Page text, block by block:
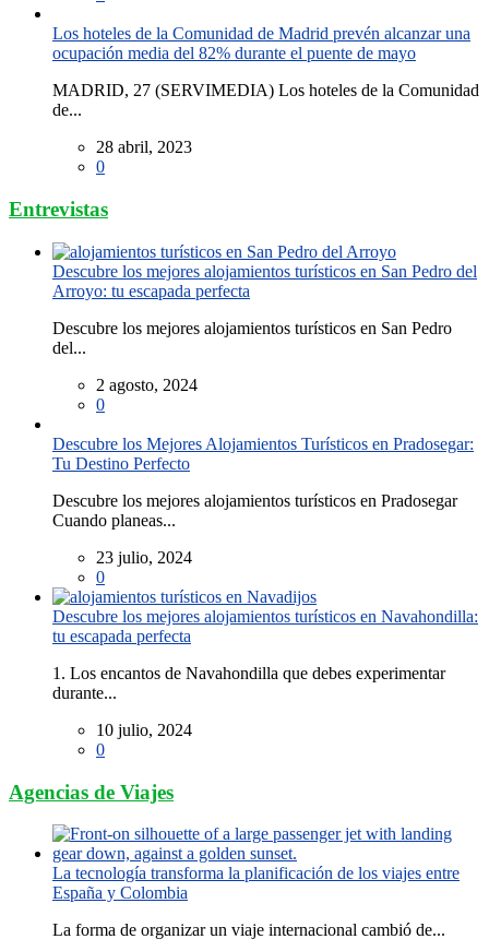
Los hoteles de la Comunidad de Madrid prevén alcanzar una
ocupación media del 82% durante el puente de mayo
MADRID, 27 (SERVIMEDIA) Los hoteles de la Comunidad
de...
28 abril, 2023
0
Entrevistas
Descubre los mejores alojamientos turísticos en San Pedro del
Arroyo: tu escapada perfecta
Descubre los mejores alojamientos turísticos en San Pedro
del...
2 agosto, 2024
0
Descubre los Mejores Alojamientos Turísticos en Pradosegar:
Tu Destino Perfecto
Descubre los mejores alojamientos turísticos en Pradosegar
Cuando planeas...
23 julio, 2024
0
Descubre los mejores alojamientos turísticos en Navahondilla:
tu escapada perfecta
1. Los encantos de Navahondilla que debes experimentar
durante...
10 julio, 2024
0
Agencias de Viajes
La tecnología transforma la planificación de los viajes entre
España y Colombia
La forma de organizar un viaje internacional cambió de...